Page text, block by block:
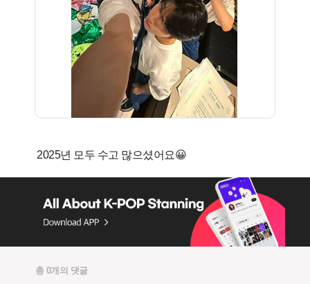
총 0개의 댓글